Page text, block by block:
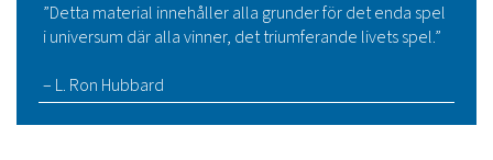
”Detta material innehåller alla grunder för det enda spel
i universum där alla vinner, det triumferande livets spel.”
– L. Ron Hubbard